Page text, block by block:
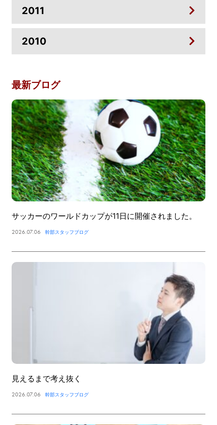
2011
2010
最新ブログ
サッカーのワールドカップが11日に開催されました。
2026.07.06 幹部スタッフブログ
見えるまで考え抜く
2026.07.06 幹部スタッフブログ